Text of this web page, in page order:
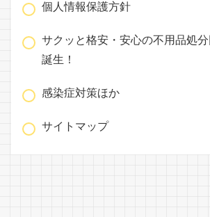
個人情報保護方針
サクッと格安・安心の不用品処
誕生！
感染症対策ほか
サイトマップ